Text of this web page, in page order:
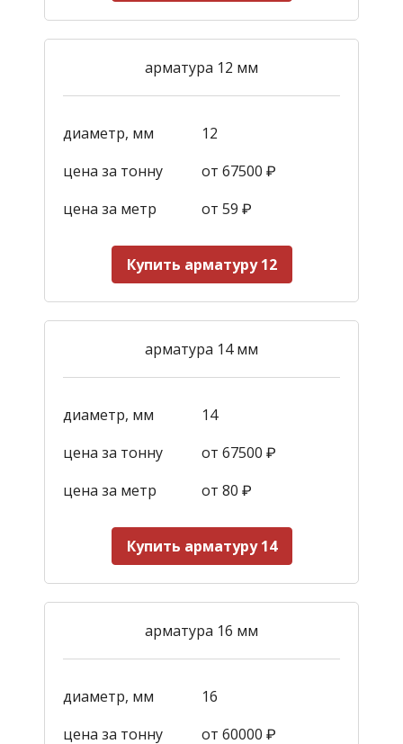
арматура 12 мм
диаметр, мм
12
цена за тонну
от 67500 ₽
цена за метр
от 59 ₽
Купить арматуру 12
арматура 14 мм
диаметр, мм
14
цена за тонну
от 67500 ₽
цена за метр
от 80 ₽
Купить арматуру 14
арматура 16 мм
диаметр, мм
16
цена за тонну
от 60000 ₽